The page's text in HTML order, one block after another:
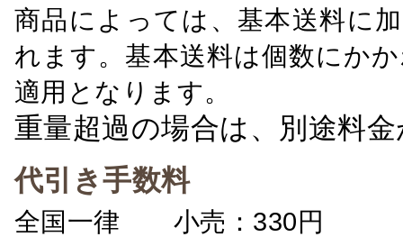
商品によっては、基本送料に
れます。基本送料は個数にか
適用となります。
重量超過の場合は、別途料
代引き手数料
全国一律 小売：330円 卸